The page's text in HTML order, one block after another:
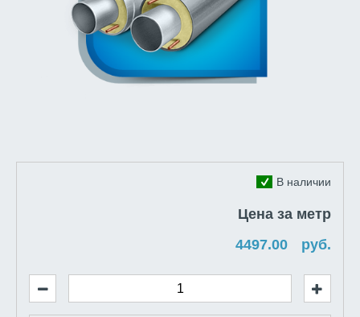
В наличии
Цена за метр
руб.